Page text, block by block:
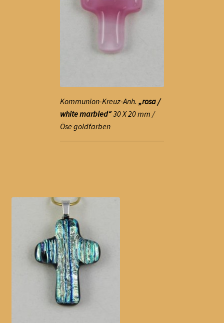
Kommunion-Kreuz-Anh. „rosa /
white marbled“30 X 20 mm /
Öse goldfarben